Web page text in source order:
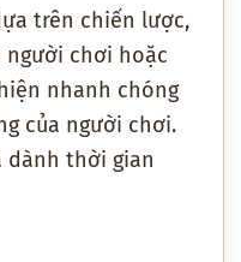
trên chiến lược,
người chơi hoặc
nhanh chóng
của người chơi.
dành thời gian